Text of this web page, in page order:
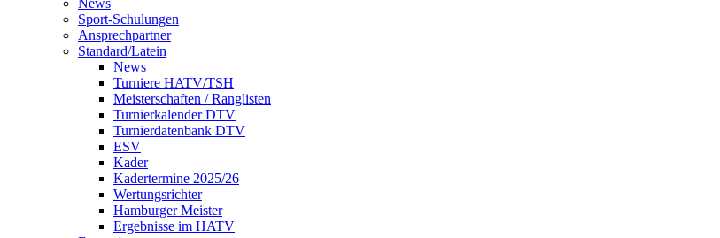
News
Sport-Schulungen
Ansprechpartner
Standard/Latein
News
Turniere HATV/TSH
Meisterschaften / Ranglisten
Turnierkalender DTV
Turnierdatenbank DTV
ESV
Kader
Kadertermine 2025/26
Wertungsrichter
Hamburger Meister
Ergebnisse im HATV